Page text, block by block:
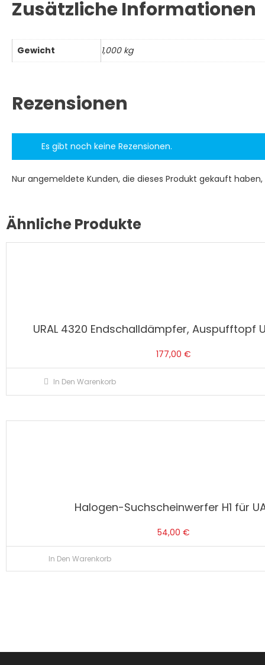
Zusätzliche Informationen
Gewicht 1,000 kg
Rezensionen
Es gibt noch keine Rezensionen.
Nur angemeldete Kunden, die dieses Produkt gekauft
Ähnliche Produkte
URAL 4320 Endschalldämpfer, Auspufftopf
177,00 €
In Den Warenkorb
Halogen-Suchscheinwerfer H1 für
54,00 €
In Den Warenkorb